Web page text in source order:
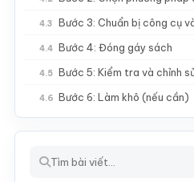
4.3 Bước 3: Chuẩn bị công cụ
4.4 Bước 4: Đóng gáy sách
4.5 Bước 5: Kiểm tra và chỉnh
4.6 Bước 6: Làm khô (nếu cần)